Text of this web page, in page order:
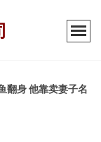
翻身 他靠卖妻子名